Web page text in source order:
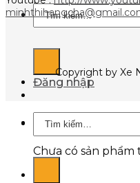
Tìm
kiếm:
Đăng nhập
Giỏ hàng
Chưa có sản
Copyright by Xe
Tìm
kiếm: